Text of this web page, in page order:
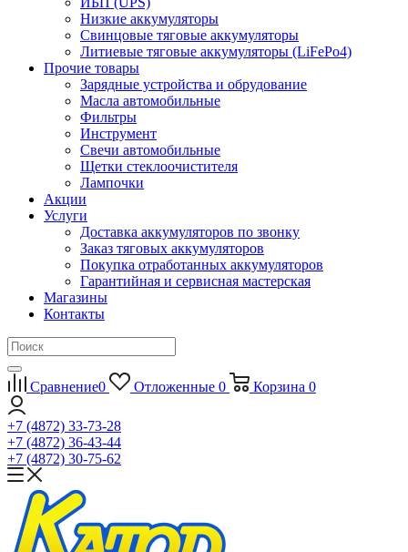
Низкие аккумуляторы
Свинцовые тяговые аккумуляторы
Литиевые тяговые аккумуляторы (LiFePo4)
Прочие товары
Зарядные устройства и обрудование
Масла автомобильные
Фильтры
Инструмент
Свечи автомобильные
Щетки стеклоочистителя
Лампочки
Акции
Услуги
Доставка аккумуляторов по звонку
Заказ тяговых аккумуляторов
Покупка отработанных аккумуляторов
Гарантийная и сервисная мастерская
Магазины
Контакты
Сравнение0 Отложенные 0 Корзина 0
+7 (4872) 33-73-28
+7 (4872) 36-43-44
+7 (4872) 30-75-62